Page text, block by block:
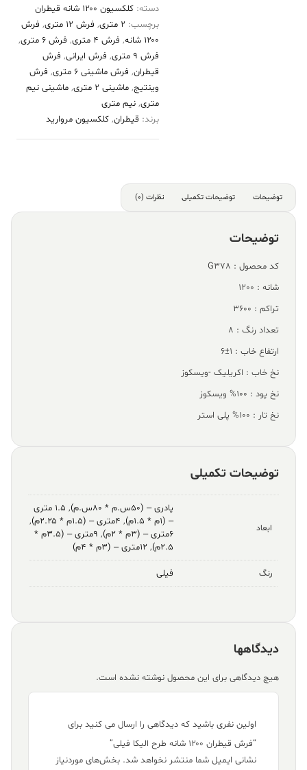
دسته: کلکسیون ۱۲۰۰ شانه قیطران
برچسب: 2 متری , فرش 12 متری , فرش
۱۲۰۰ شانه
, فرش 4 متری , فرش 6 متری
,
فرش 9 متری
, فرش ایرانی, فرش
قیطران, فرش ماشینی 6 متری , فرش
وینتیج, ماشینی 2 متری , ماشینی نیم
متری, نیم متری
برند: قیطران, کلکسیون مروارید
توضیحات توضیحات تکمیلی نظرات (0)
توضیحات
کد محصول : G378
شانه : 1200
تراکم : 3600
تعداد رنگ : 8
ارتفاع خاب : 1±6
نخ خاب : اکریلیک -ویسکوز
نخ پود : 100% ویسکوز
نخ تار : 100% پلی استر
توضیحات تکمیلی
ابعاد
پادری – (۵۰س.م * ۸۰س.م) ,
۱.۵ متری
– (۱م * ۱.۵م)
, ۴متری – (۱.۵م * ۲.۲۵م)
,
۶متری – (۳م * ۲م)
,
۹متری – (۳.۵م *
۲.۵م)
, ۱۲متری – (۳م * ۴م)
رنگ فیلی
دیدگاهها
هیچ دیدگاهی برای این محصول نوشته نشده است.
اولین نفری باشید که دیدگاهی را ارسال می کنید برای
“فرش قیطران ۱۲۰۰ شانه طرح الیکا فیلی”
نشانی ایمیل شما منتشر نخواهد شد. بخش‌های موردنیاز